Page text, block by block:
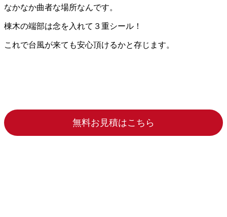
なかなか曲者な場所なんです。
棟木の端部は念を入れて３重シール！
これで台風が来ても安心頂けるかと存じます。
無料お見積はこちら